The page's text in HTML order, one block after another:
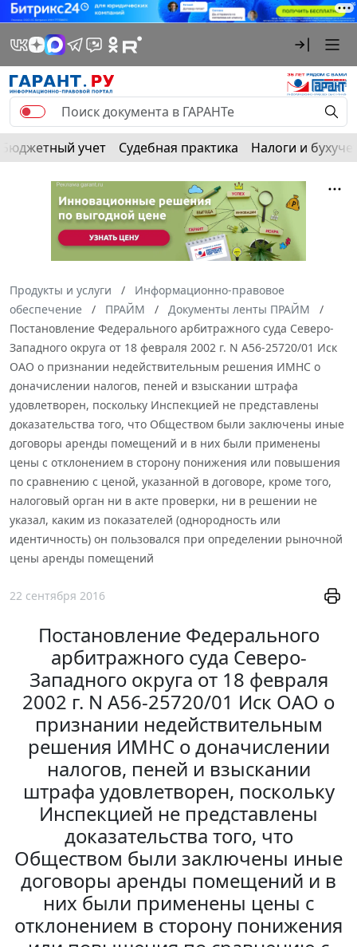
Бюджетный учет Судебная практика Налоги и
Продукты и услуги
Информационно-правовое
обеспечение
ПРАЙМ
Документы ленты ПРАЙМ
Постановление Федерального арбитражного суда Северо-
Западного округа от 18 февраля 2002 г. N А56-25720/01 Иск
ОАО о признании недействительным решения ИМНС о
доначислении налогов, пеней и взыскании штрафа
удовлетворен, поскольку Инспекцией не представлены
доказательства того, что Обществом были заключены иные
договоры аренды помещений и в них были применены
цены с отклонением в сторону понижения или повышения
по сравнению с ценой, указанной в договоре, кроме того,
налоговый орган ни в акте проверки, ни в решении не
указал, каким из показателей (однородность или
идентичность) он пользовался при определении рыночной
цены аренды помещений
22 сентября 2016
Постановление Федерального
арбитражного суда Северо-
Западного округа от 18 февраля
2002 г. N А56-25720/01 Иск ОАО о
признании недействительным
решения ИМНС о доначислении
налогов, пеней и взыскании
штрафа удовлетворен, поскольку
Инспекцией не представлены
доказательства того, что
Обществом были заключены иные
договоры аренды помещений и в
них были применены цены с
отклонением в сторону понижения